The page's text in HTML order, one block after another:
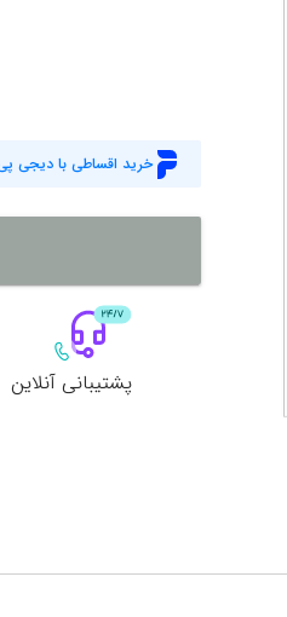
خرید اقساطی با دیجی
پشتیبانی آنلاین